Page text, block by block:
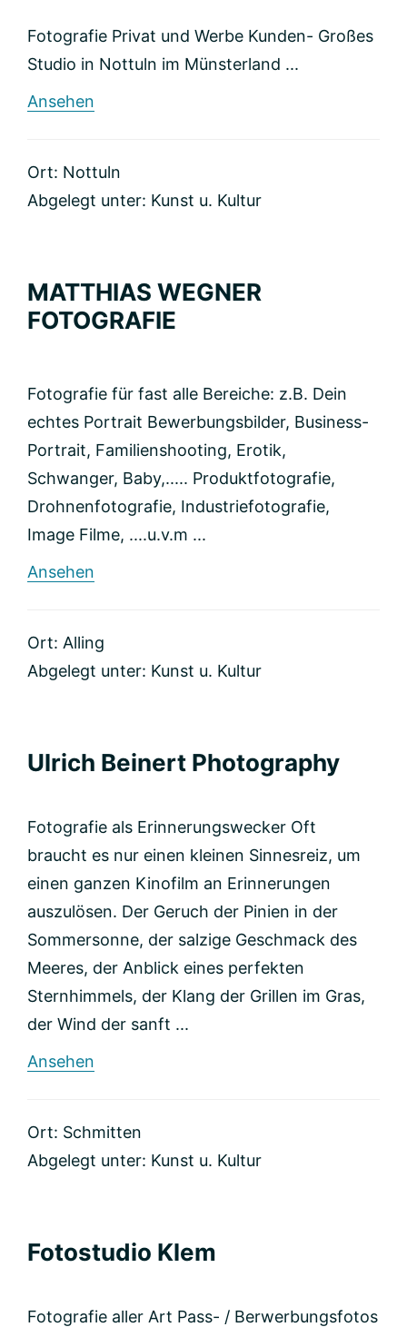
Fotografie Privat und Werbe Kunden- Großes
Studio in Nottuln im Münsterland ...
Ansehen
Ort: Nottuln
Abgelegt unter: Kunst u. Kultur
MATTHIAS WEGNER
FOTOGRAFIE
Fotografie für fast alle Bereiche: z.B. Dein
echtes Portrait Bewerbungsbilder, Business-
Portrait, Familienshooting, Erotik,
Schwanger, Baby,..... Produktfotografie,
Drohnenfotografie, Industriefotografie,
Image Filme, ....u.v.m ...
Ansehen
Ort: Alling
Abgelegt unter: Kunst u. Kultur
Ulrich Beinert Photography
Fotografie als Erinnerungswecker Oft
braucht es nur einen kleinen Sinnesreiz, um
einen ganzen Kinofilm an Erinnerungen
auszulösen. Der Geruch der Pinien in der
Sommersonne, der salzige Geschmack des
Meeres, der Anblick eines perfekten
Sternhimmels, der Klang der Grillen im Gras,
der Wind der sanft ...
Ansehen
Ort: Schmitten
Abgelegt unter: Kunst u. Kultur
Fotostudio Klem
Fotografie aller Art Pass- / Berwerbungsfotos